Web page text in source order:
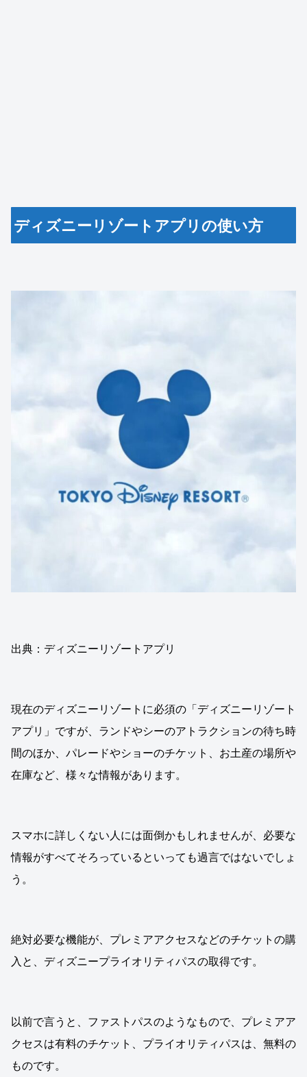
ディズニーリゾートアプリの使い方
出典：ディズニーリゾートアプリ
現在のディズニーリゾートに必須の「ディズニーリゾート
アプリ」ですが、ランドやシーのアトラクションの待ち時
間のほか、パレードやショーのチケット、お土産の場所や
在庫など、様々な情報があります。
スマホに詳しくない人には面倒かもしれませんが、必要な
情報がすべてそろっているといっても過言ではないでしょ
う。
絶対必要な機能が、プレミアアクセスなどのチケットの購
入と、ディズニープライオリティパスの取得です。
以前で言うと、ファストパスのようなもので、プレミアア
クセスは有料のチケット、プライオリティパスは、無料の
ものです。